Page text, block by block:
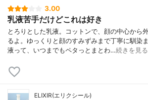
3.00
乳液苦手だけどこれは好き
とろりとした乳液。コットンで、顔の中心から
るよ。ゆっくりと顔のすみずみまで丁寧に馴染
液って、いつまでもペタっとまとわ…続きを見る
ELIXIR(エリクシール)